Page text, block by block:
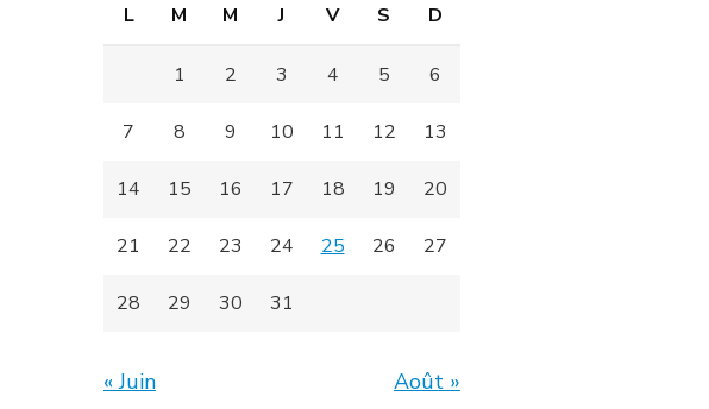
L M M J V S D
1 2 3 4 5 6
7 8 9 10 11 12 13
14 15 16 17 18 19 20
21 22 23 24 25 26 27
28 29 30 31
« Juin Août »